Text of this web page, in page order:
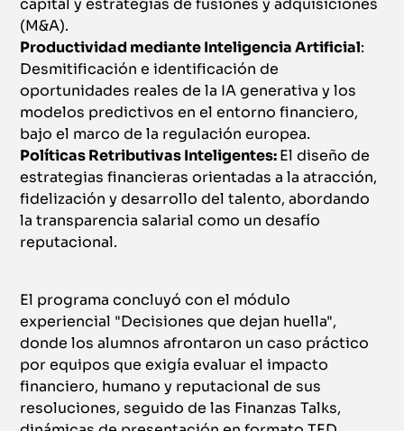
(M&A).
Productividad mediante Inteligencia Artificial:
Desmitificación e identificación de
oportunidades reales de la IA generativa y los
modelos predictivos en el entorno financiero,
bajo el marco de la regulación europea.
Políticas Retributivas Inteligentes:El diseño de
estrategias financieras orientadas a la atracción,
fidelización y desarrollo del talento, abordando
la transparencia salarial como un desafío
reputacional.
El programa concluyó con el módulo
experiencial "Decisiones que dejan huella",
donde los alumnos afrontaron un caso práctico
por equipos que exigía evaluar el impacto
financiero, humano y reputacional de sus
resoluciones, seguido de las Finanzas Talks,